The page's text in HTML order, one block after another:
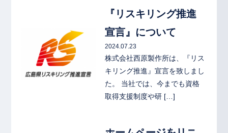
『リスキリング推進
宣言』について
2024.07.23
株式会社西原製作所は、『リス
キリング推進』宣言を致しまし
た。 当社では、今までも資格
取得支援制度や研 […]